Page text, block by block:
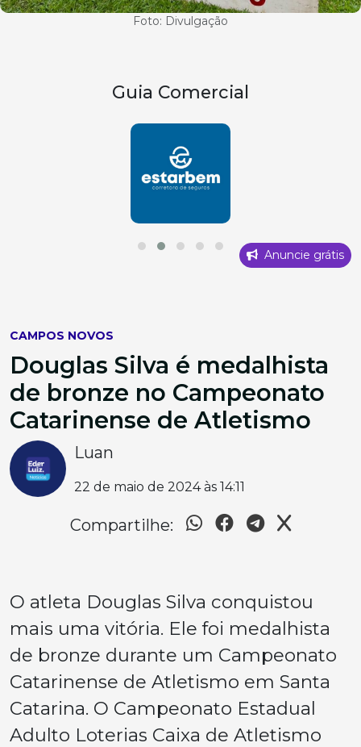
Foto: Divulgação
Guia Comercial
Anuncie grátis
CAMPOS NOVOS
Douglas Silva é medalhista
de bronze no Campeonato
Catarinense de Atletismo
Luan
22 de maio de 2024 às 14:11
Compartilhe:
O atleta Douglas Silva conquistou
mais uma vitória. Ele foi medalhista
de bronze durante um Campeonato
Catarinense de Atletismo em Santa
Catarina. O Campeonato Estadual
Adulto Loterias Caixa de Atletismo